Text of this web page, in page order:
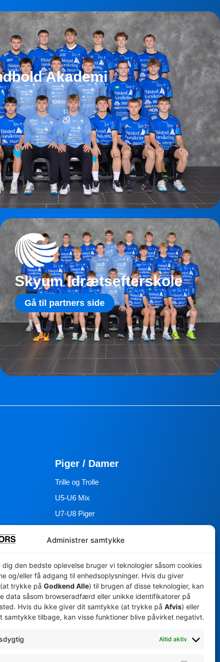
Administrer samtykke
dig den bedste oplevelse bruger vi teknologier såsom cookies
og/eller få adgang til enhedsoplysninger. Hvis du giver
trykke på Godkend Alle) til brugen af disse teknologier, kan
data såsom browseradfærd eller unikke identifikatorer på
Hvis du ikke giver dit samtykke (at trykke på Afvis) eller
tilbage, kan visse funktioner blive påvirket negativt.
Altid aktiv
Akademi
Skyum Idrætsefterskole
Gå til partners side
Skyum
Skyum
Piger / Damer
Trille og Trolle
U5-U6 Mix
U7-U8 Piger
U11 Piger
U13 Piger
U15 Piger
U17 Mors Thy Håndbold Q / Skyum
U19 Mors-Thy Håndbold Q / Skyum
Serie 3 Damer